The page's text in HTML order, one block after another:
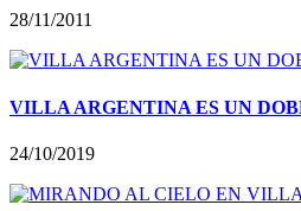
28/11/2011
VILLA ARGENTINA ES UN
24/10/2019